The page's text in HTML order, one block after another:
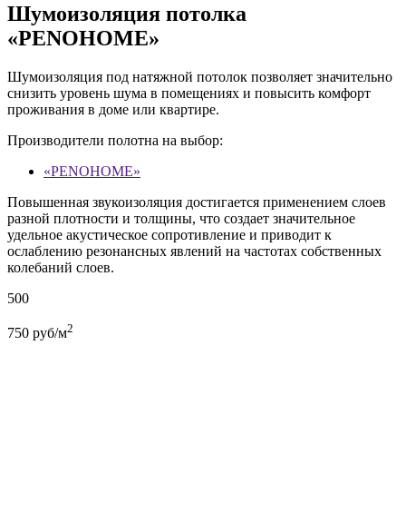
Шумоизоляция потолка
«PENOHOME»
Шумоизоляция под натяжной потолок позволяет значительно
снизить уровень шума в помещениях и повысить комфорт
проживания в доме или квартире.
Производители полотна на выбор:
«PENOHOME»
Повышенная звукоизоляция достигается применением слоев
разной плотности и толщины, что создает значительное
удельное акустическое сопротивление и приводит к
ослаблению резонансных явлений на частотах собственных
колебаний слоев.
500
750 руб/м2